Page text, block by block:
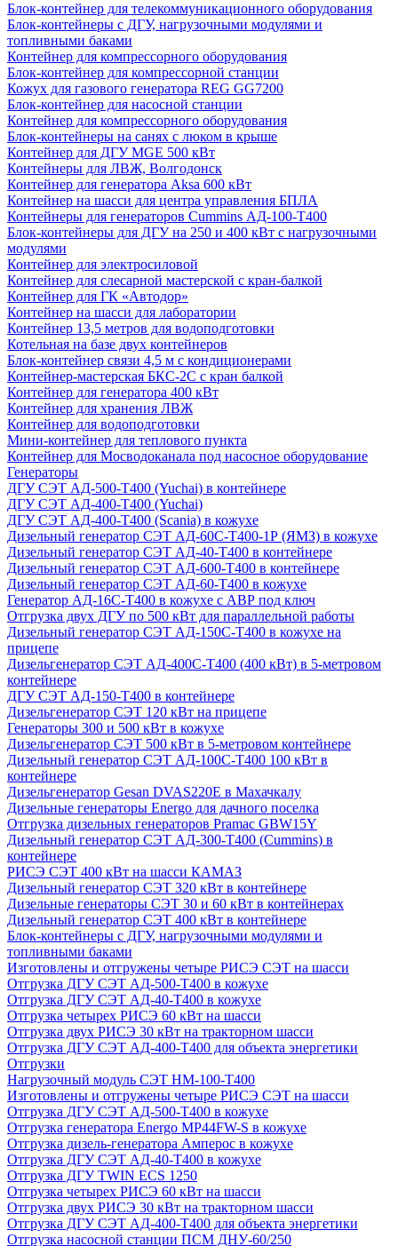
Блок-контейнер для телекоммуникационного оборудования
Блок-контейнеры с ДГУ, нагрузочными модулями и
топливными баками
Контейнер для компрессорного оборудования
Блок-контейнер для компрессорной станции
Кожух для газового генератора REG GG7200
Блок-контейнер для насосной станции
Контейнер для компрессорного оборудования
Блок-контейнеры на санях с люком в крыше
Контейнер для ДГУ MGE 500 кВт
Контейнеры для ЛВЖ, Волгодонск
Контейнер для генератора Aksa 600 кВт
Контейнер на шасси для центра управления БПЛА
Контейнеры для генераторов Cummins АД-100-Т400
Блок-контейнеры для ДГУ на 250 и 400 кВт с нагрузочными
модулями
Контейнер для электросиловой
Контейнер для слесарной мастерской с кран-балкой
Контейнер для ГК «Автодор»
Контейнер на шасси для лаборатории
Контейнер 13,5 метров для водоподготовки
Котельная на базе двух контейнеров
Блок-контейнер связи 4,5 м с кондиционерами
Контейнер-мастерская БКС-2С с кран балкой
Контейнер для генератора 400 кВт
Контейнер для хранения ЛВЖ
Контейнер для водоподготовки
Мини-контейнер для теплового пункта
Контейнер для Мосводоканала под насосное оборудование
Генераторы
ДГУ СЭТ АД-500-Т400 (Yuchai) в контейнере
ДГУ СЭТ АД-400-Т400 (Yuchai)
ДГУ СЭТ АД-400-Т400 (Scania) в кожухе
Дизельный генератор СЭТ АД-60С-Т400-1Р (ЯМЗ) в кожухе
Дизельный генератор СЭТ АД-40-Т400 в контейнере
Дизельный генератор СЭТ АД-600-Т400 в контейнере
Дизельный генератор СЭТ АД-60-Т400 в кожухе
Генератор АД-16С-Т400 в кожухе с АВР под ключ
Отгрузка двух ДГУ по 500 кВт для параллельной работы
Дизельный генератор СЭТ АД-150С-Т400 в кожухе на
прицепе
Дизельгенератор СЭТ АД-400С-Т400 (400 кВт) в 5-метровом
контейнере
ДГУ СЭТ АД-150-Т400 в контейнере
Дизельгенератор СЭТ 120 кВт на прицепе
Генераторы 300 и 500 кВт в кожухе
Дизельгенератор СЭТ 500 кВт в 5-метровом контейнере
Дизельный генератор СЭТ АД-100С-Т400 100 кВт в
контейнере
Дизельгенератор Gesan DVAS220E в Махачкалу
Дизельные генераторы Energo для дачного поселка
Отгрузка дизельных генераторов Pramac GВW15Y
Дизельный генератор СЭТ АД-300-Т400 (Cummins) в
контейнере
РИСЭ СЭТ 400 кВт на шасси КАМАЗ
Дизельный генератор СЭТ 320 кВт в контейнере
Дизельные генераторы СЭТ 30 и 60 кВт в контейнерах
Дизельный генератор СЭТ 400 кВт в контейнере
Блок-контейнеры с ДГУ, нагрузочными модулями и
топливными баками
Изготовлены и отгружены четыре РИСЭ СЭТ на шасси
Отгрузка ДГУ СЭТ АД-500-Т400 в кожухе
Отгрузка ДГУ СЭТ АД-40-Т400 в кожухе
Отгрузка четырех РИСЭ 60 кВт на шасси
Отгрузка двух РИСЭ 30 кВт на тракторном шасси
Отгрузка ДГУ СЭТ АД-400-Т400 для объекта энергетики
Отгрузки
Нагрузочный модуль СЭТ НМ-100-Т400
Изготовлены и отгружены четыре РИСЭ СЭТ на шасси
Отгрузка ДГУ СЭТ АД-500-Т400 в кожухе
Отгрузка генератора Energo MP44FW-S в кожухе
Отгрузка дизель-генератора Амперос в кожухе
Отгрузка ДГУ СЭТ АД-40-Т400 в кожухе
Отгрузка ДГУ TWIN ECS 1250
Отгрузка четырех РИСЭ 60 кВт на шасси
Отгрузка двух РИСЭ 30 кВт на тракторном шасси
Отгрузка ДГУ СЭТ АД-400-Т400 для объекта энергетики
Отгрузка насосной станции ПСМ ДНУ-60/250